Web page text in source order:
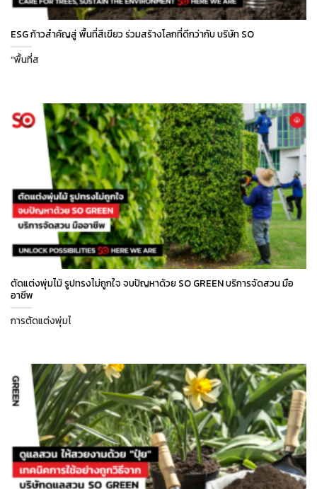
ESG ก้าวสำคัญสู่ พื้นที่สีเขียว ร่วมสร้างโลกที่ดีกว่ากับ บริษัท SO
“พื้นที่ส
ตัดแต่งพุ่มไม้ รูปทรงไม่ถูกใจ จบปัญหาด้วย SO GREEN บริการจัดสวน มือ
อาชีพ
การตัดแต่งพุ่มไ